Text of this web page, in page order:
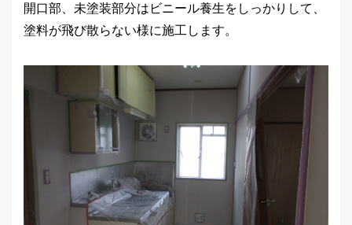
開口部、未塗装部分はビニール養生をしっかりして、
塗料が飛び散らない様に施工します。